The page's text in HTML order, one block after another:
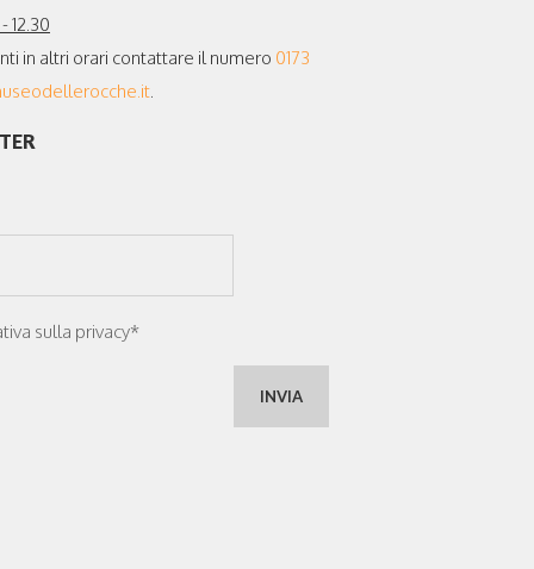
12.30
in altri orari contattare il numero 0173
.
sulla privacy*